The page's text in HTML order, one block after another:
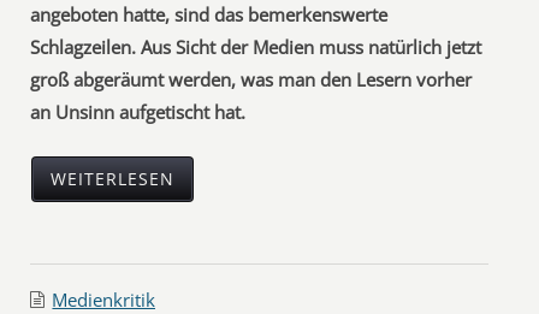
angeboten hatte, sind das bemerkenswerte
Schlagzeilen. Aus Sicht der Medien muss natürlich jetzt
groß abgeräumt werden, was man den Lesern vorher
an Unsinn aufgetischt hat.
WEITERLESEN
Medienkritik